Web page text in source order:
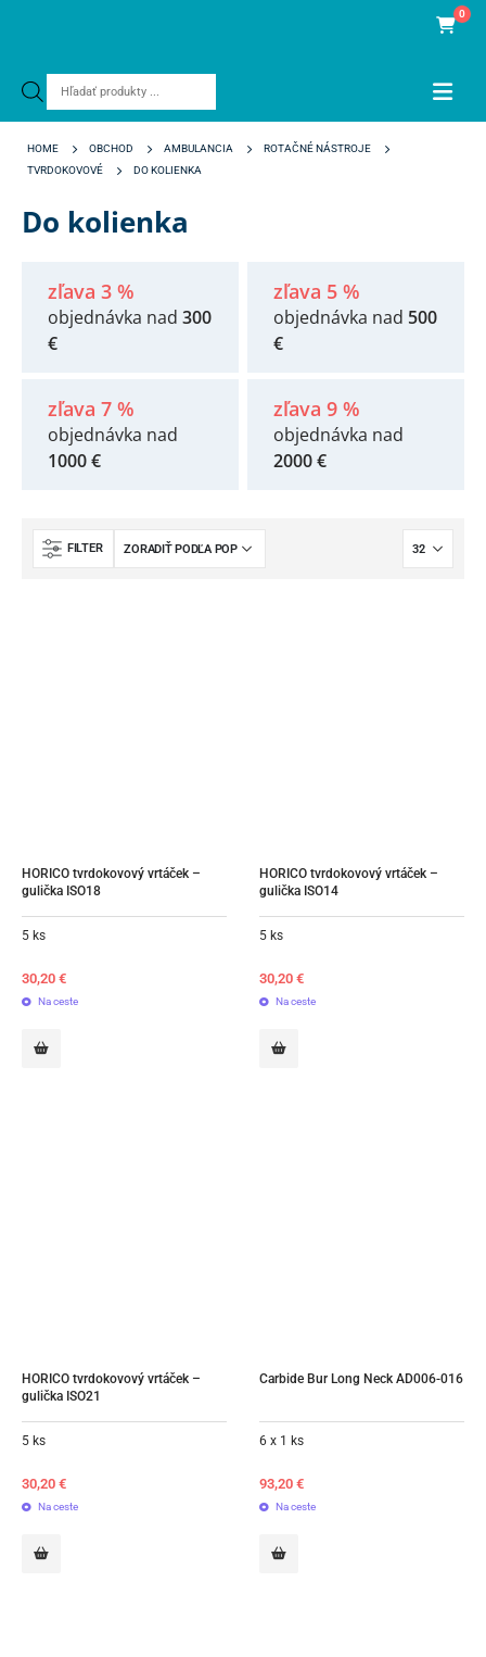
Products
0
HOME OBCHOD AMBULANCIA
ROTAČNÉ NÁSTROJE
TVRDOKOVOVÉ
DO KOLIENKA
Do kolienka
zľava 3 %
objednávka nad 300
€
zľava 5 %
objednávka nad 500
€
zľava 7 %
objednávka nad
1000 €
zľava 9 %
objednávka nad
2000 €
FILTER
HORICO tvrdokovový vrtáček –
gulička ISO18
5 ks
30,20 €
Na ceste
HORICO tvrdokovový vrtáček –
gulička ISO14
5 ks
30,20 €
Na ceste
HORICO tvrdokovový vrtáček –
gulička ISO21
5 ks
30,20 €
Na ceste
Carbide Bur Long Neck AD006-016
6 x 1 ks
93,20 €
Na ceste